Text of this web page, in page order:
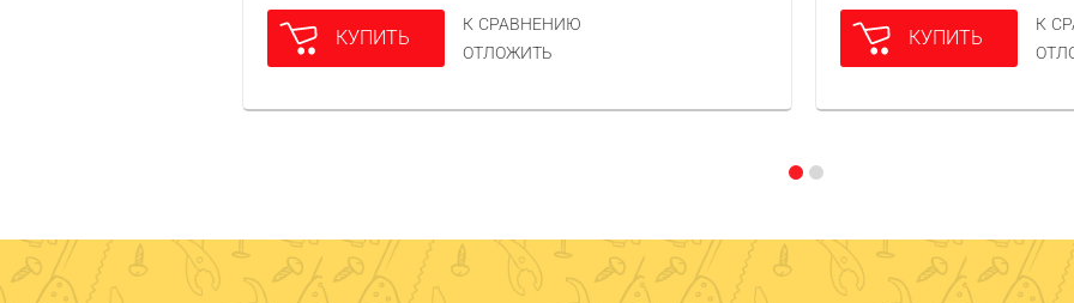
КУПИТЬ
К СРАВНЕНИЮ
ОТЛОЖИТЬ
КУПИТЬ
К